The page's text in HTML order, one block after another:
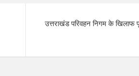
उत्तराखंड परिवहन निगम के खिलाफ